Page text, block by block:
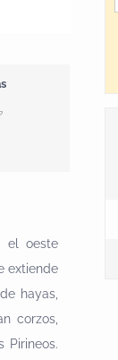
el oeste
extiende
hayas,
corzos,
Pirineos.